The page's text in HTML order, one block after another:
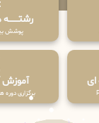
پوشش بیش
آموزش
برگزاری